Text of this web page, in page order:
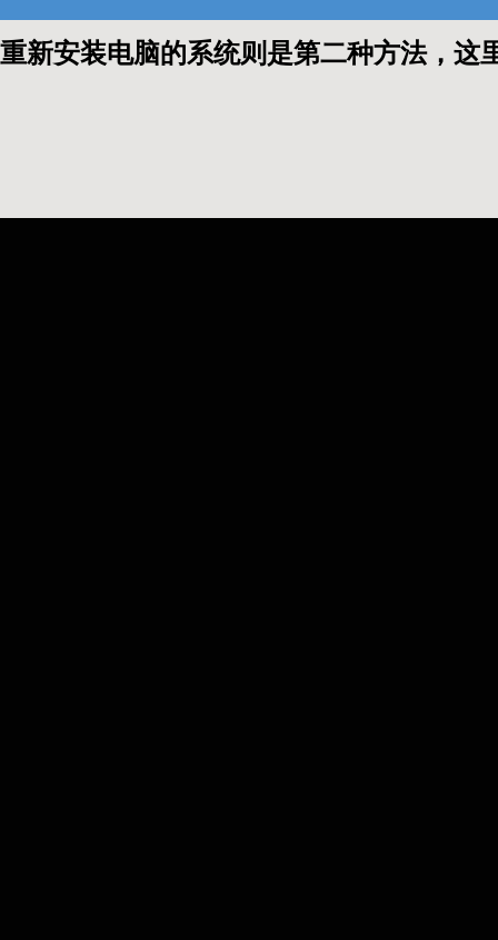
重新安装电脑的系统则是第二种方法，这